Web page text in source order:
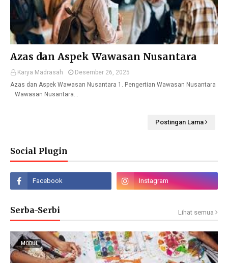
Azas dan Aspek Wawasan Nusantara
Karya Madrasah
Desember 26, 2025
Azas dan Aspek Wawasan Nusantara 1. Pengertian Wawasan Nusantara
Wawasan Nusantara…
Postingan Lama
Social Plugin
Serba-Serbi Lihat semua
MODUL